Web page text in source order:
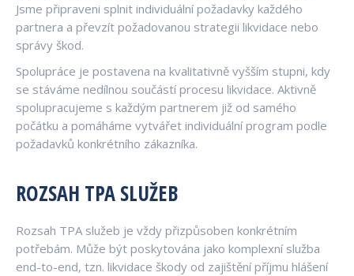
Jsme připraveni splnit individuální požadavky každého
partnera a převzít požadovanou strategii likvidace nebo
správy škod.
Spolupráce je postavena na kvalitativně vyšším stupni, kdy
se stáváme nedílnou součástí procesu likvidace. Aktivně
spolupracujeme s každým partnerem již od samého
počátku a pomáháme vytvářet individuální program podle
požadavků konkrétního zákazníka.
ROZSAH TPA SLUŽEB
Rozsah TPA služeb je vždy přizpůsoben konkrétním
potřebám. Může být poskytována jako komplexní služba
end-to-end, tzn. likvidace škody od zajištění příjmu hlášení